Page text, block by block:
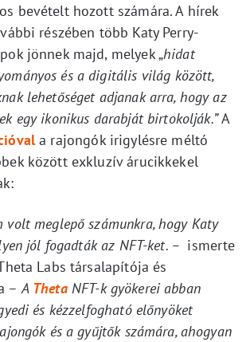
bevételt hozott számára. A hírek
részében több Katy Perry-
jönnek majd, melyek „hidat
és a digitális világ között,
lehetőséget adjanak arra, hogy az
egy ikonikus darabját birtokolják.”A
a rajongók irigylésre méltó
között exkluzív árucikkekel
volt meglepő számunkra, hogy Katy
jól fogadták az NFT-ket. – ismerte
Labs társalapítója és
–A ThetaNFT-k gyökerei abban
és kézzelfogható előnyöket
és a gyűjtők számára, ahogyan